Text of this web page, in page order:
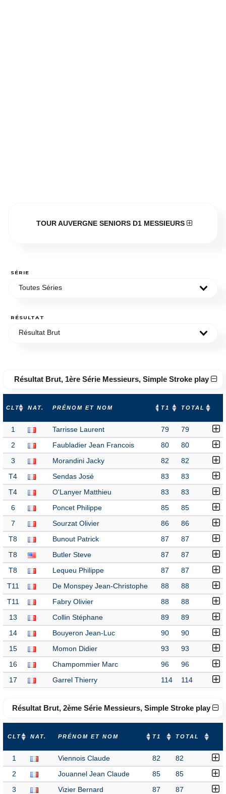
TOUR AUVERGNE SENIORS D1 MESSIEURS
SÉRIE
Toutes Séries
RÉSULTAT
Résultat Brut
Résultat Brut, 1ère Série Messieurs, Simple Stroke play
CLT NAT. PRÉNOM ET NOM T1 TOTAL
1 Tarrisse Laurent 79 79
2 Faubladier Jean Francois 80 80
3 Morandini Jacky 82 82
T4 Sendas José 83 83
T4 O'Lanyer Matthieu 83 83
6 Poncet Philippe 85 85
7 Sourzat Olivier 86 86
T8 Bunout Patrick 87 87
T8 Butler Steve 87 87
T8 Lequeu Philippe 87 87
T11 De Monspey Jean-Christophe 88 88
T11 Fabry Olivier 88 88
13 Collin Stéphane 89 89
14 Bouyeron Jean-Luc 90 90
15 Momon Didier 93 93
16 Champommier Marc 96 96
17 Garrel Thierry 114 114
Résultat Brut, 2ème Série Messieurs, Simple Stroke play
CLT NAT. PRÉNOM ET NOM T1 TOTAL
1 Viennois Claude 82 82
2 Jouannel Jean Claude 85 85
3 Vizier Bernard 87 87